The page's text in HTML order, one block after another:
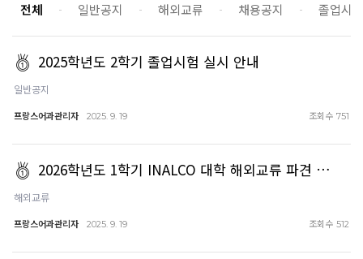
전체 일반공지 해외교류 채용공지 졸업시험
2025학년도 2학기 졸업시험 실시 안내
일반공지
프랑스어과관리자 2025. 9. 19 조회수 751
2026학년도 1학기 INALCO 대학 해외교류 파견 …
해외교류
프랑스어과관리자 2025. 9. 19 조회수 512